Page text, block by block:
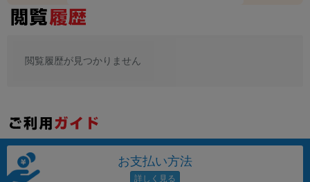
閲覧履歴が見つかりません
お支払い方法